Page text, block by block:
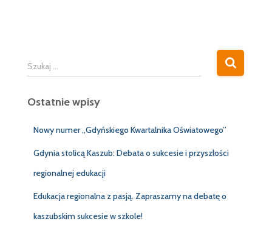
S
z
k
Szukaj …
Ostatnie wpisy
Nowy numer „Gdyńskiego Kwartalnika Oświatowego”
Gdynia stolicą Kaszub: Debata o sukcesie i przyszłości
regionalnej edukacji
Edukacja regionalna z pasją. Zapraszamy na debatę o
kaszubskim sukcesie w szkole!